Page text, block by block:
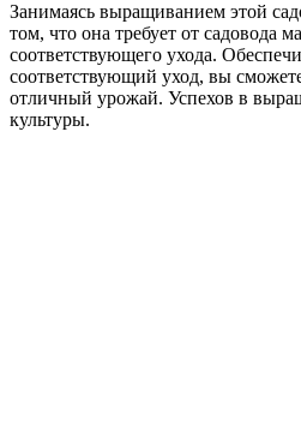
Занимаясь выращиванием этой
том, что она требует от садовода
соответствующего ухода.
соответствующий уход, вы
отличный урожай. Успехов в
культуры.